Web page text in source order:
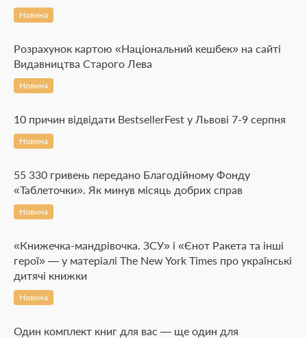
Новина
Розрахунок картою «Національний кешбек» на сайті
Видавництва Старого Лева
Новина
10 причин відвідати BestsellerFest у Львові 7-9 серпня
Новина
55 330 гривень передано Благодійному Фонду
«Таблеточки». Як минув місяць добрих справ
Новина
«Книжечка-мандрівочка. ЗСУ» і «Єнот Ракета та інші
герої» — у матеріалі The New York Times про українські
дитячі книжки
Новина
Один комплект книг для вас — ще один для